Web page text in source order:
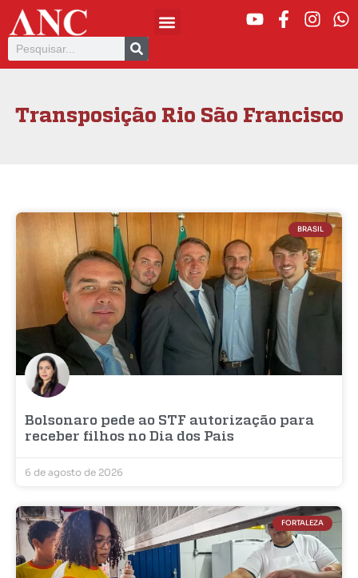
Transposição Rio São Francisco
BRASIL
Bolsonaro pede ao STF autorização para
receber filhos no Dia dos Pais
6 de agosto de 2026
FORTALEZA